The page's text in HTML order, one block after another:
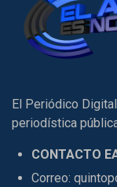
El Periódico
periodística
CONTACTO
Correo: